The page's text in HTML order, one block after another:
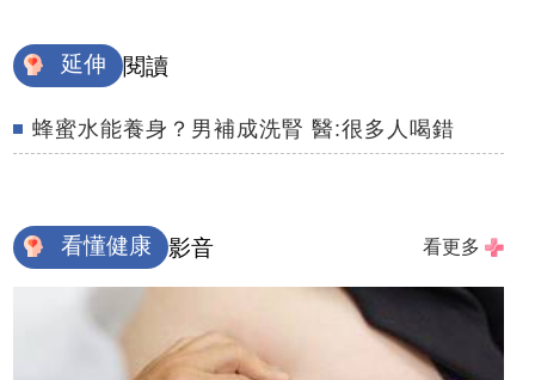
延伸 閱讀
蜂蜜水能養身？男補成洗腎 醫:很多人喝錯
看懂健康 影音 看更多